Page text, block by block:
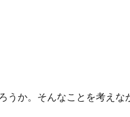
うか。そんなことを考えな